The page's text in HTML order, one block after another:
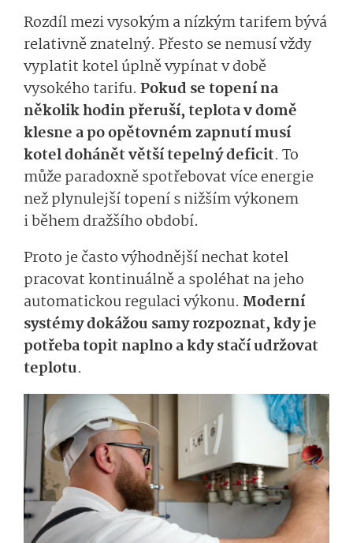
Rozdíl mezi vysokým a nízkým tarifem bývá
relativně znatelný. Přesto se nemusí vždy
vyplatit kotel úplně vypínat v době
vysokého tarifu. Pokud se topení na
několik hodin přeruší, teplota v domě
klesne a po opětovném zapnutí musí
kotel dohánět větší tepelný deficit. To
může paradoxně spotřebovat více energie
než plynulejší topení s nižším výkonem
i během dražšího období.
Proto je často výhodnější nechat kotel
pracovat kontinuálně a spoléhat na jeho
automatickou regulaci výkonu. Moderní
systémy dokážou samy rozpoznat, kdy je
potřeba topit naplno a kdy stačí udržovat
teplotu.